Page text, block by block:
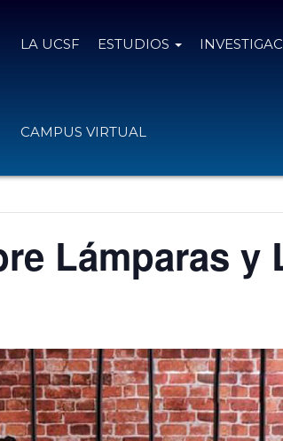
LA UCSF ESTUDIOS
CAMPUS VIRTUAL
Lámparas y